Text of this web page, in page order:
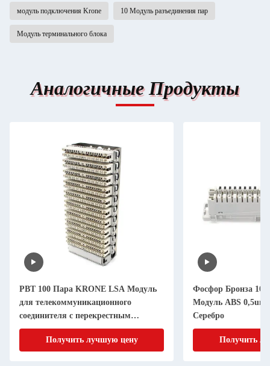
модуль подключения Krone 10 Модуль разъединения пар
Модуль терминального блока
Аналогичные Продукты
PBT 100 Пара KRONE LSA Модуль
для телекоммуникационного
соединителя с перекрестным
шкафом
Получить лучшую цену
Фосфор Бронза 10
Модуль ABS 0,5um
Серебро
Получить